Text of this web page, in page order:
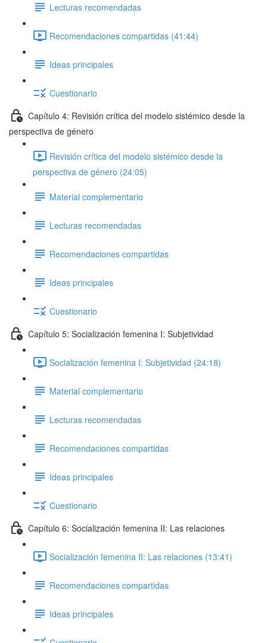
Lecturas recomendadas
Recomendaciones compartidas (41:44)
Ideas principales
Cuestionario
Capítulo 4: Revisión crítica del modelo sistémico desde la
perspectiva de género
Revisión crítica del modelo sistémico desde la
perspectiva de género (24:05)
Material complementario
Lecturas recomendadas
Recomendaciones compartidas
Ideas principales
Cuestionario
Capítulo 5: Socialización femenina I: Subjetividad
Socialización femenina I: Subjetividad (24:18)
Material complementario
Lecturas recomendadas
Recomendaciones compartidas
Ideas principales
Cuestionario
Capítulo 6: Socialización femenina II: Las relaciones
Socialización femenina II: Las relaciones (13:41)
Recomendaciones compartidas
Ideas principales